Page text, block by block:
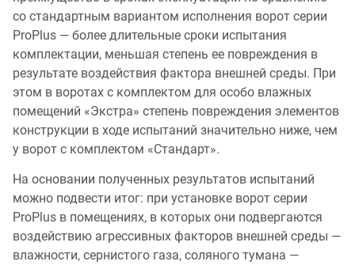
со стандартным вариантом исполнения ворот серии
ProPlus — более длительные сроки испытания
комплектации, меньшая степень ее повреждения в
результате воздействия фактора внешней среды. При
этом в воротах с комплектом для особо влажных
помещений «Экстра» степень повреждения элементов
конструкции в ходе испытаний значительно ниже, чем
у ворот с комплектом «Стандарт».
На основании полученных результатов испытаний
можно подвести итог: при установке ворот серии
ProPlus в помещениях, в которых они подвергаются
воздействию агрессивных факторов внешней среды —
влажности, сернистого газа, соляного тумана —